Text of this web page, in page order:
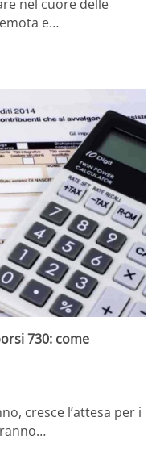
nel cuore delle
e…
730: come
cresce l’attesa per i